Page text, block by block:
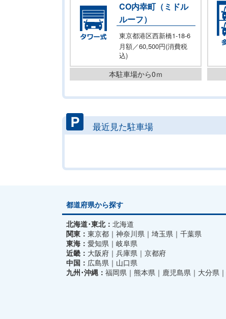
CO内幸町（ミドル
ルーフ）
東京都港区西新橋1-18-6
月額／60,500円(消費税
込)
本駐車場から0ｍ
最近見た駐車場
都道府県から探す
北海道･東北： 北海道
関東： 東京都 神奈川県 埼玉県
千葉県
東海： 愛知県
岐阜県
近畿： 大阪府 兵庫県
京都府
中国： 広島県
山口県
九州･沖縄： 福岡県 熊本県 鹿児島県 大分県